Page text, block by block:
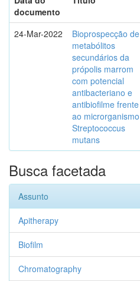
documento
24-Mar-2022
Bioprospecção de
metabólitos
secundários da
própolis marrom
com potencial
antibacteriano e
antibiofilme frente
ao microrganismo
Streptococcus
mutans
Busca facetada
Assunto
Apitherapy
Biofilm
Chromatography